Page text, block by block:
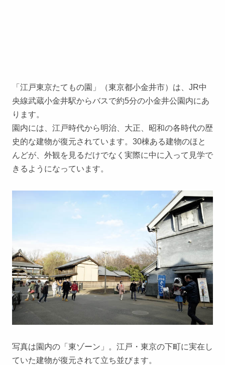
「江戸東京たてもの園」（東京都小金井市）は、JR中
央線武蔵小金井駅からバスで約5分の小金井公園内にあ
ります。
園内には、江戸時代から明治、大正、昭和の各時代の歴
史的な建物が復元されています。30棟ある建物のほと
んどが、外観を見るだけでなく実際に中に入って見学で
きるようになっています。
写真は園内の「東ゾーン」。江戸・東京の下町に実在し
ていた建物が復元されて立ち並びます。